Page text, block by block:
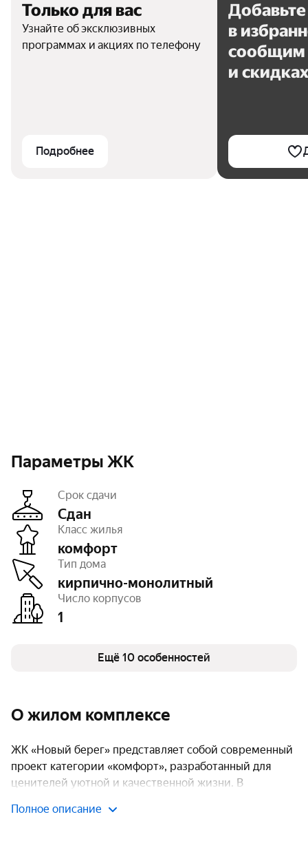
Только для вас
Узнайте об эксклюзивных
программах и акциях по телефону
Подробнее
Добавьте
в
сообщим
и скидках
Параметры ЖК
Срок сдачи
Сдан
Класс жилья
комфорт
Тип дома
кирпично-монолитный
Число корпусов
1
Этажность
Высота потолков
Паркинг, машиноместа открытый – 28
Тип договора
ДКП
Очереди
1
Число квартир
Детская площадка
есть
Ещё 10 особенностей
О жилом комплексе
ЖК «Новый берег» представляет собой современный
проект категории «комфорт», разработанный для
ценителей уютной и качественной жизни. В
одно-, двух- и трехкомнатные апартаменты,
Полное описание